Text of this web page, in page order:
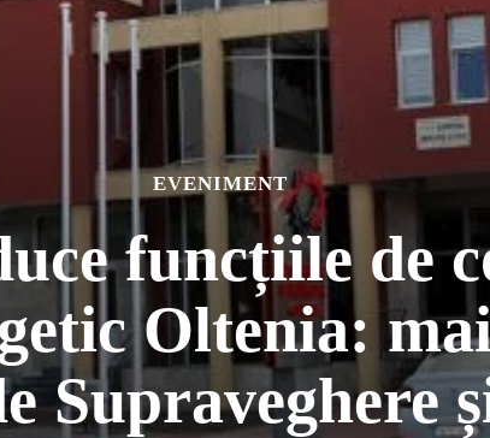
EVENIMENT
funcțiile de
Oltenia:
Supraveghere